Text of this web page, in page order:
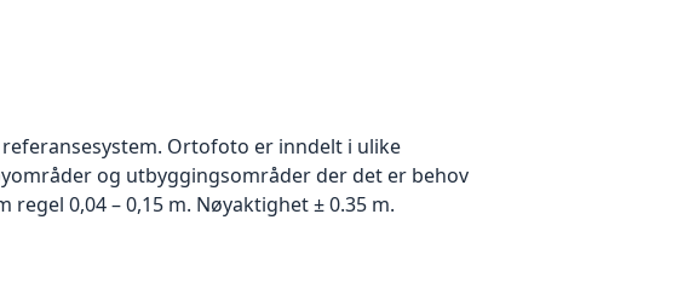
Ortofoto er inndelt i ulike
og utbyggingsområder der det er behov
0,04 – 0,15 m. Nøyaktighet ± 0.35 m.